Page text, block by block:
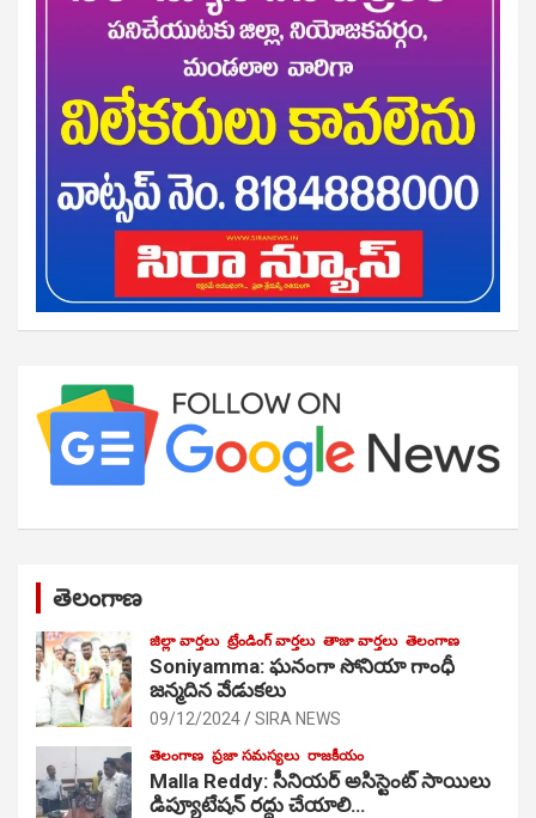
తెలంగాణ
జిల్లా వార్తలు ట్రేండింగ్ వార్తలు తాజా వార్తలు తెలంగాణ
Soniyamma: ఘ‌నంగా సోనియా గాంధీ
జ‌న్మ‌దిన వేడుక‌లు
09/12/2024 SIRA NEWS
తెలంగాణ ప్రజా సమస్యలు రాజకీయం
Malla Reddy: సీనియర్ అసిస్టెంట్ సాయిలు
డిప్యూటేషన్ రద్దు చేయాలి…